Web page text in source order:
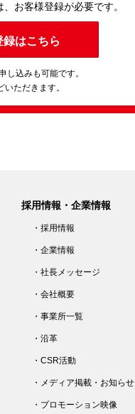
お客様登録が必要です。
録はこちら
し込みも可能です。
いただきます。
採用情報・企業情報
・採用情報
・企業情報
・社長メッセージ
・会社概要
・事業所一覧
・沿革
・CSR活動
・メディア掲載・お知らせ
・プロモーション映像